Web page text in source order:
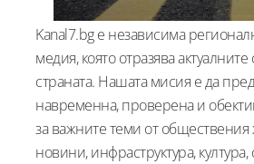
Kanal7.bg е независима
медия, която отразява
страната. Нашата мисия е да
навременна, проверена и
за важните теми от
новини, инфраструктура,